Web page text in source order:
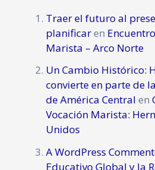
Traer el futuro al
planificaren
Marista – Arco Norte
Un Cambio Histórico:
convierte en parte de
de América Central en
Vocación Marista:
Unidos
A WordPress
Educativo Global y la